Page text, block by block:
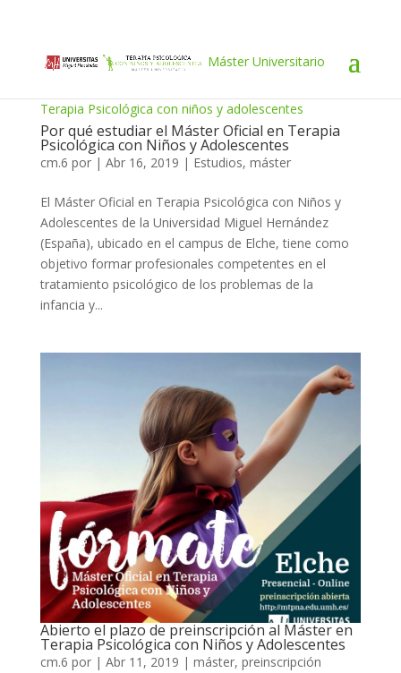
Máster Universitario
Terapia Psicológica con niños y adolescentes
Por qué estudiar el Máster Oficial en Terapia
Psicológica con Niños y Adolescentes
cm.6 por | Abr 16, 2019 | Estudios, máster
El Máster Oficial en Terapia Psicológica con Niños y
Adolescentes de la Universidad Miguel Hernández
(España), ubicado en el campus de Elche, tiene como
objetivo formar profesionales competentes en el
tratamiento psicológico de los problemas de la
infancia y...
Abierto el plazo de preinscripción al Máster en
Terapia Psicológica con Niños y Adolescentes
cm.6 por | Abr 11, 2019 | máster, preinscripción